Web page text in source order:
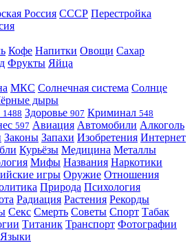
Россия СССР Перестройка
Кофе Напитки Овощи Сахар
Фрукты Яйца
МКС Солнечная система Солнце
дыры
1488 Здоровье 907 Криминал 548
597 Авиация Автомобили Алкоголь
Законы Запахи Изобретения Интернет
Курьёзы Медицина Металлы
Мифы Названия Наркотики
игры Оружие Отношения
Природа Психология
Радиация Растения Рекорды
Секс Смерть Советы Спорт Табак
Титаник Транспорт Фотографии
Языки